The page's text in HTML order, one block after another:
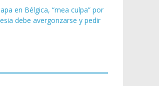
en Bélgica, “mea culpa” por
debe avergonzarse y pedir